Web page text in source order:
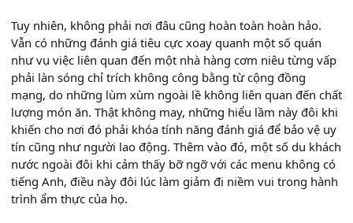
Tuy nhiên, không phải nơi đâu cũng hoàn toàn hoàn hảo.
Vẫn có những đánh giá tiêu cực xoay quanh một số quán
như vụ việc liên quan đến một nhà hàng cơm niêu từng vấp
phải làn sóng chỉ trích không công bằng từ cộng đồng
mạng, do những lùm xùm ngoài lề không liên quan đến chất
lượng món ăn. Thật không may, những hiểu lầm này đôi khi
khiến cho nơi đó phải khóa tính năng đánh giá để bảo vệ uy
tín cũng như người lao động. Thêm vào đó, một số du khách
nước ngoài đôi khi cảm thấy bỡ ngỡ với các menu không có
tiếng Anh, điều này đôi lúc làm giảm đi niềm vui trong hành
trình ẩm thực của họ.